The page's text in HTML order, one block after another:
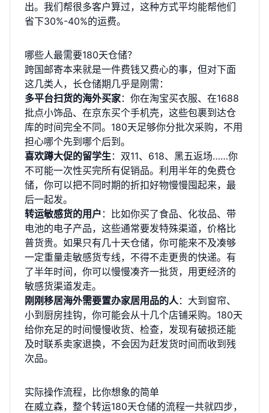
出。我们帮很多客户算过，这种方式平均能帮他们
省下30%-40%的运费。
哪些人最需要180天仓储？
跨国邮寄本来就是一件费钱又费心的事，但对下面
这几类人，长仓储期几乎是刚需：
多平台扫货的海外买家：你在淘宝买衣服、在1688
批点小饰品、在京东买个手机壳，这些包裹到达仓
库的时间完全不同。180天足够你分批次采购，不用
担心哪个先到哪个后到。
喜欢蹲大促的留学生：双11、618、黑五返场……你
不可能一次性买完所有促销品。利用半年的免费仓
储，你可以把不同时期的折扣好物慢慢囤起来，最
后一起发。
转运敏感货的用户 ：比如你买了食品、化妆品、带
电池的电子产品，这些通常要发特殊渠道，价格比
普货贵。如果只有几十天仓储，你可能来不及凑够
一定重量走敏感货专线，不得不走更贵的快递。有
了半年时间，你可以慢慢凑齐一批货，用更经济的
敏感货渠道发走。
刚刚移居海外需要置办家居用品的人：大到窗帘、
小到厨房挂钩，你可能会从十几个店铺采购。180天
给你充足的时间慢慢收货、检查，发现有破损还能
及时联系卖家退换，不会因为赶发货时间而收到残
次品。
实际操作流程，比你想象的简单
在威立森，整个转运180天仓储的流程一共就四步，